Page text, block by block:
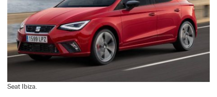
Seat Ibiza.